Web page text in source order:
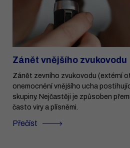
Zánět vnějšího zvukovodu
Zánět zevního zvukovodu (extérní
onemocnění vnějšího ucha
skupiny. Nejčastěji je způsoben
často viry a plísněmi.
Přečíst